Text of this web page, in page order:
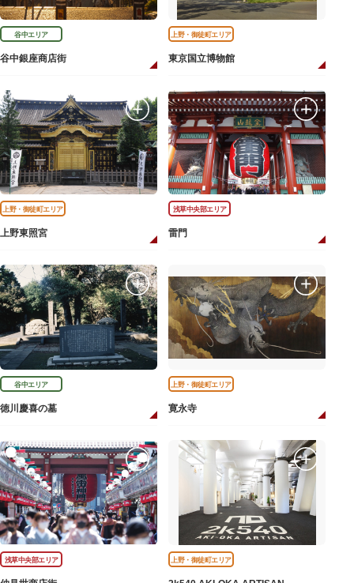
谷中エリア
谷中銀座商店街
上野・御徒町エリア
東京国立博物館
上野・御徒町エリア
上野東照宮
浅草中央部エリア
雷門
谷中エリア
徳川慶喜の墓
上野・御徒町エリア
寛永寺
浅草中央部エリア 上野・御徒町エリア